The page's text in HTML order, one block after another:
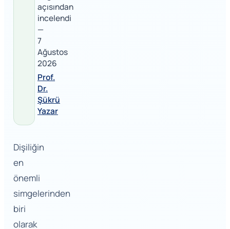
açısından
incelendi
—
7
Ağustos
2026
Prof.
Dr.
Şükrü
Yazar
Dişiliğin
en
önemli
simgelerinden
biri
olarak